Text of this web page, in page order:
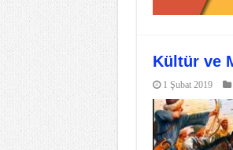
Kültür ve
1 Şubat 2019